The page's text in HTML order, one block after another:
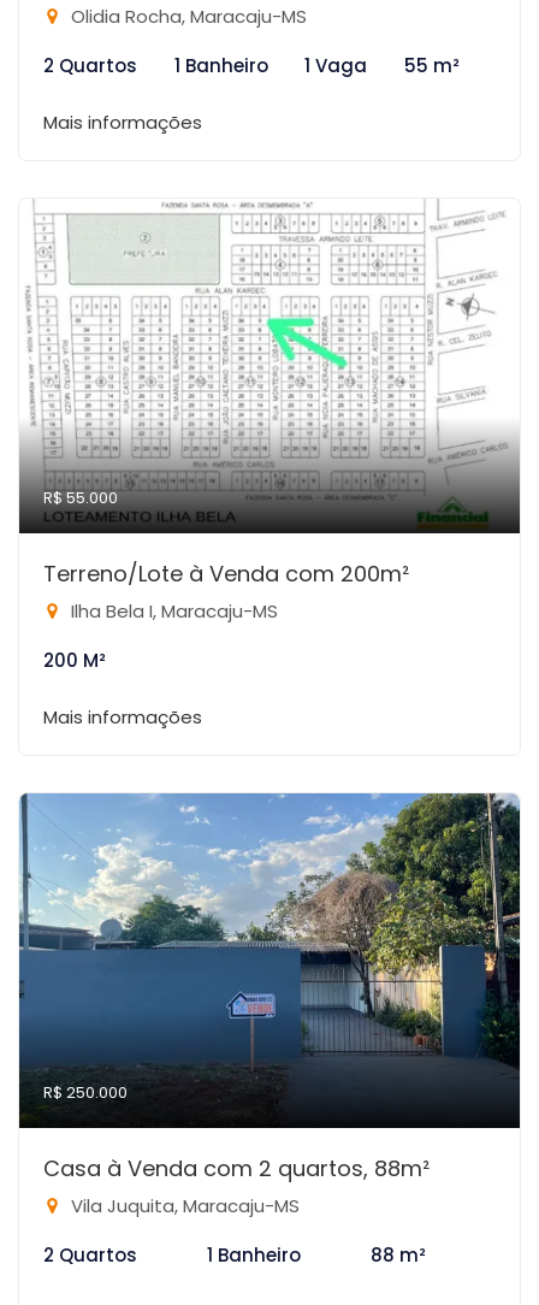
Olidia Rocha, Maracaju-MS
2 Quartos
1 Banheiro 1 Vaga 55 m²
Mais informações
R$ 55.000
Terreno/Lote à Venda com 200m²
Ilha Bela I, Maracaju-MS
200 M²
Mais informações
R$ 250.000
Casa à Venda com 2 quartos, 88m²
Vila Juquita, Maracaju-MS
2 Quartos
1 Banheiro 88 m²